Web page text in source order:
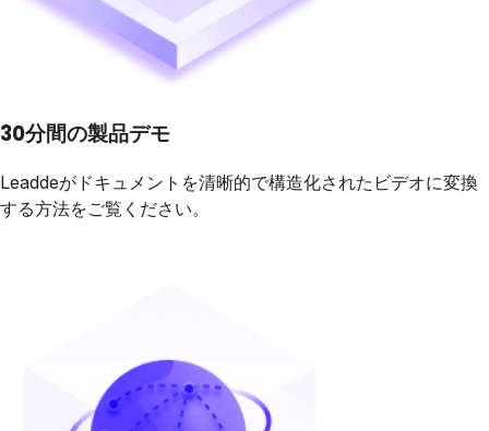
30分間の製品デモ
Leaddeがドキュメントを清晰的で構造化されたビデオに変換
する方法をご覧ください。